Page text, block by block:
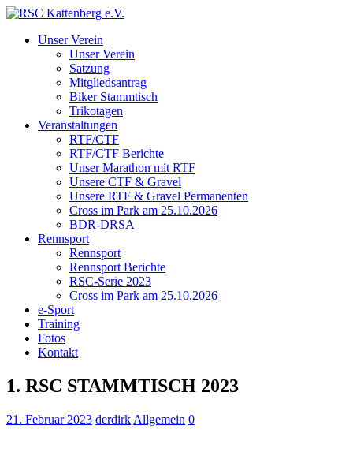
Unser Verein
Unser Verein
Satzung
Mitgliedsantrag
Biker Stammtisch
Trikotagen
Veranstaltungen
RTF/CTF
RTF/CTF Berichte
Unser Marathon mit RTF
Unsere CTF & Gravel
Unsere RTF & Gravel Permanenten
Cross im Park am 25.10.2026
BDR-DRSA
Rennsport
Rennsport
Rennsport Berichte
RSC-Serie 2023
Cross im Park am 25.10.2026
e-Sport
Training
Fotos
Kontakt
1. RSC STAMMTISCH 2023
21. Februar 2023 derdirk Allgemein 0